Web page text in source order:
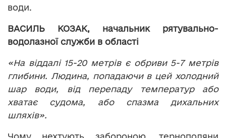
води.
ВАСИЛЬ КОЗАК, начальник рятувально-
водолазної служби в області
«На віддалі 15-20 метрів є обриви 5-7 метрів
глибини. Людина, попадаючи в цей холодний
шар води, від перепаду температур або
хватає судома, або спазма дихальних
шляхів».